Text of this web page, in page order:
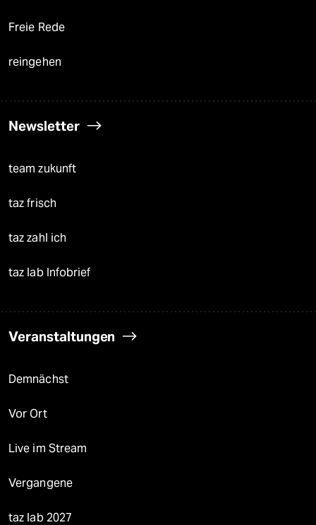
Freie Rede
reingehen
Newsletter
team zukunft
taz frisch
taz zahl ich
taz lab Infobrief
Veranstaltungen
Demnächst
Vor Ort
Live im Stream
Vergangene
taz lab 2027